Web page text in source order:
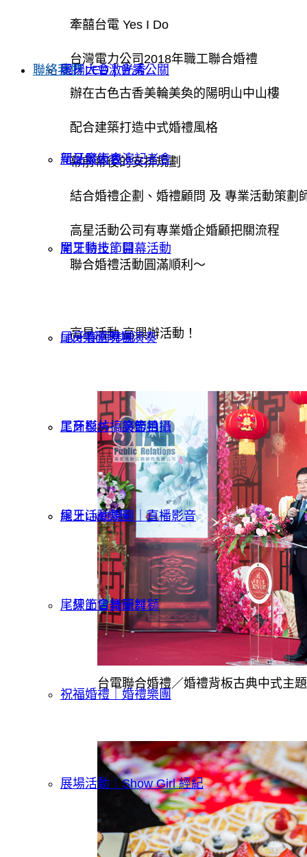
表揚大會 | 會議公關
新品發表會｜記者會
開工動土｜開幕活動
Live樂團現場演奏
工商影片｜廣告拍攝
線上活動規劃｜直播影音
｜線上會議研討
祝福婚禮｜婚禮樂團
展場活動｜Show Girl 經紀
尾牙LED激光秀
尾牙魔術表演
尾牙特技節目
尾牙春酒舞團
尾牙模仿搞笑節目
尾牙Live樂團
尾牙節目舞龍舞獅
聯絡我們
牽囍台電 Yes I Do
台灣電力公司2018年職工聯合婚禮
辦在古色古香美輪美奐的陽明山中山樓
配合建築打造中式婚禮風格
幕前幕後的安排規劃
結合婚禮企劃、婚禮顧問 及 專業活動策劃
高星活動公司有專業婚企婚顧把關流程
聯合婚禮活動圓滿順利～
高星活動 高興辦活動！
台電聯合婚禮／婚禮背板古典中式主